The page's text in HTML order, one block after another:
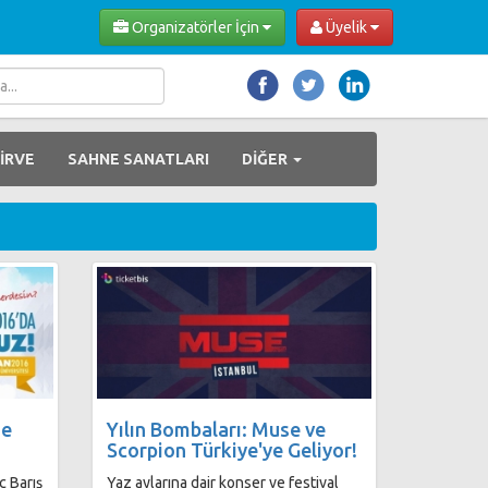
Üyelik
Organizatörler İçin
SAHNE SANATLARI DİĞER
Barış
Yılın Bombaları: Muse ve
Scorpion Türkiye'ye Geliyor!
Yaz aylarına dair konser ve festival